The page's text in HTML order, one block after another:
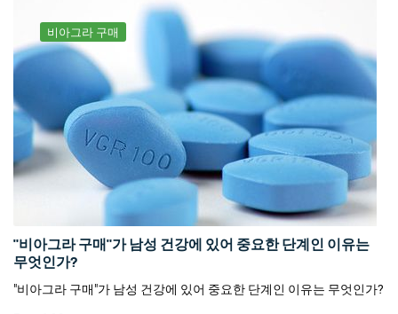
비아그라 구매
"비아그라 구매"가 남성 건강에 있어 중요한 단계인 이유는
무엇인가?
"비아그라 구매"가 남성 건강에 있어 중요한 단계인 이유는 무엇인가?